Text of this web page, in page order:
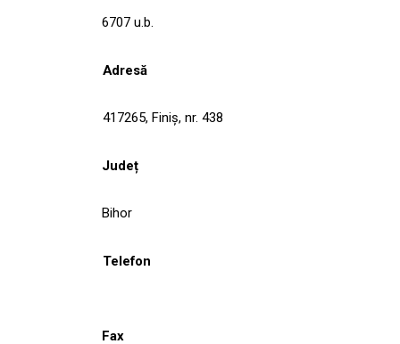
6707 u.b.
Adresă
417265, Finiş, nr. 438
Județ
Bihor
Telefon
Fax